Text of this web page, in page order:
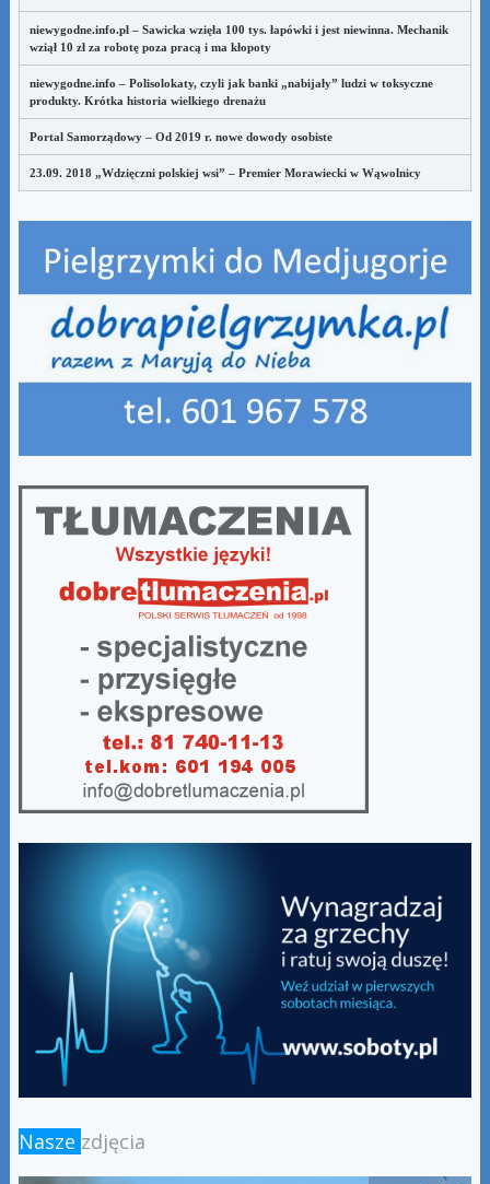
niewygodne.info.pl – Sawicka wzięła 100 tys. łapówki i jest niewinna. Mechanik
wziął 10 zł za robotę poza pracą i ma kłopoty
niewygodne.info – Polisolokaty, czyli jak banki „nabijały” ludzi w toksyczne
produkty. Krótka historia wielkiego drenażu
Portal Samorządowy – Od 2019 r. nowe dowody osobiste
23.09. 2018 „Wdzięczni polskiej wsi” – Premier Morawiecki w Wąwolnicy
Nasze zdjęcia